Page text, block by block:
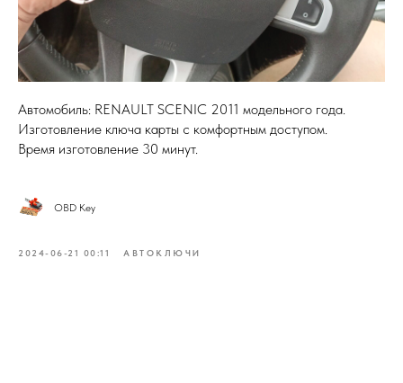
Автомобиль: RENAULT SCENIC 2011 модельного года.
Изготовление ключа карты с комфортным доступом.
Время изготовление 30 минут.
OBD Key
2024-06-21 00:11 АВТОКЛЮЧИ